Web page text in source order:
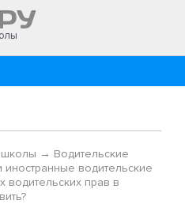
→ Водительские
водительские
водительских прав в